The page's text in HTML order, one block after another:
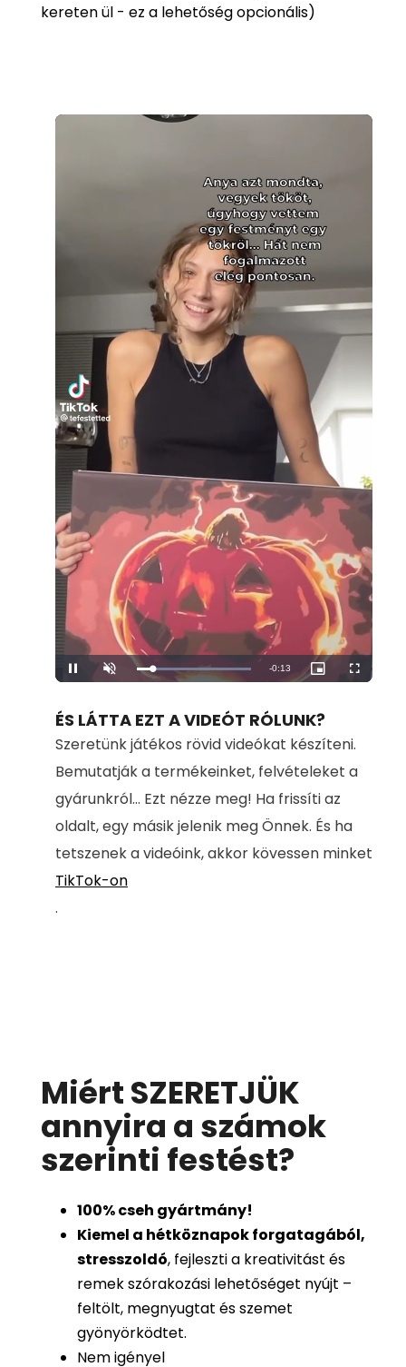
kereten ül - ez a lehetőség opcionális)
Pause Unmute Loaded:
100.00%
Remaining
-0:13
Picture-
in-
Fullscreen
ÉS LÁTTA EZT A VIDEÓT RÓLUNK?
Szeretünk játékos rövid videókat készíteni.
Bemutatják a termékeinket, felvételeket a
gyárunkról... Ezt nézze meg! Ha frissíti az
oldalt, egy másik jelenik meg Önnek. És ha
tetszenek a videóink, akkor kövessen minket
TikTok-on
.
Miért SZERETJÜK
annyira a számok
szerinti festést?
100%cseh gyártmány!
Kiemel a hétköznapok forgatagából,
stresszoldó, fejleszti a kreativitást és
remek szórakozási lehetőséget nyújt –
feltölt, megnyugtat és szemet
gyönyörködtet.
Nem igényel